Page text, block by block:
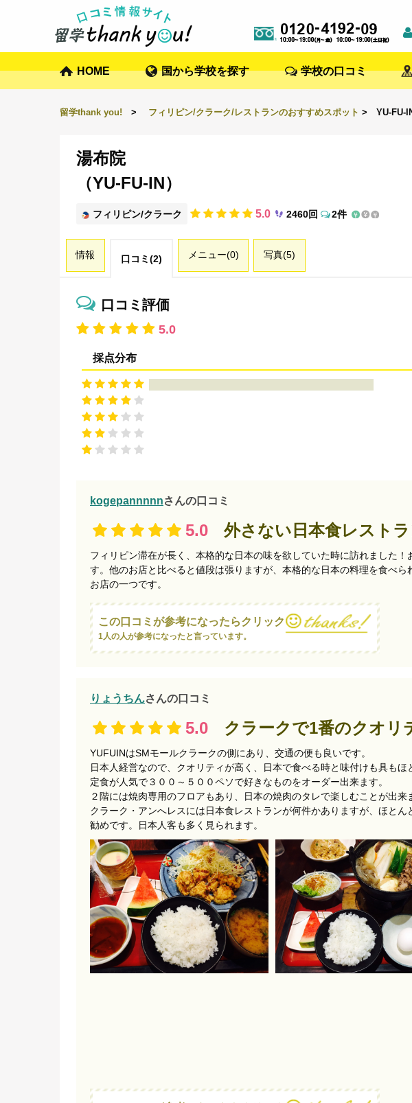
HOME 国から学校を探す 学校の口コミ
留学thank you! > フィリピン/クラーク/レストランのおすすめスポット > YU-FU-
湯布院
（YU-FU-IN）
フィリピン/クラーク 5.0 2460回 2件
情報 口コミ(2) メニュー(0) 写真(5)
口コミ評価
5.0
採点分布
kogepannnnnさんの口コミ
5.0 外さない日本食レスト
フィリピン滞在が長く、本格的な日本の味を欲していた時に訪れました
す。他のお店と比べると値段は張りますが、本格的な日本の料理を食べ
お店の一つです。
この口コミが参考になったらクリック
1人の人が参考になったと言っています。
りょうちんさんの口コミ
5.0 クラークで1番のクオリ
YUFUINはSMモールクラークの側にあり、交通の便も良いです。
日本人経営なので、クオリティが高く、日本で食べる時と味付けも具もほ
定食が人気で３００～５００ペソで好きなものをオーダー出来ます。
２階には焼肉専用のフロアもあり、日本の焼肉のタレで楽しむことが出来
クラーク・アンへレスには日本食レストランが何件かありますが、ほと
勧めです。日本人客も多く見られます。